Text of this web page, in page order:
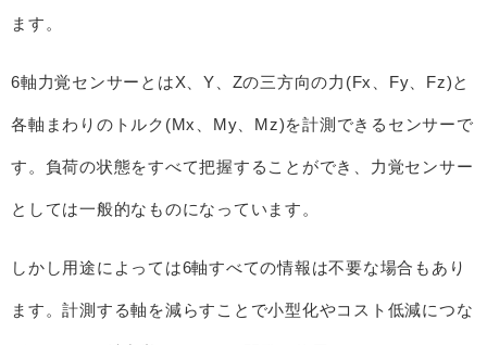
ます。
6軸力覚センサーとはX、Y、Zの三方向の力(Fx、Fy、Fz)と
各軸まわりのトルク(Mx、My、Mz)を計測できるセンサーで
す。負荷の状態をすべて把握することができ、力覚センサー
としては一般的なものになっています。
しかし用途によっては6軸すべての情報は不要な場合もあり
ます。計測する軸を減らすことで小型化やコスト低減につな